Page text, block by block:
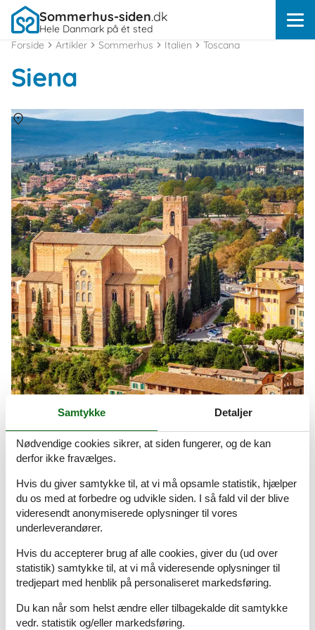
Sommerhus-siden.dk
Hele Danmark på ét sted
Forside
Artikler Sommerhus Italien Toscana
Siena
Sommerhuse i Siena
Siena er en perle af en middelalderby i det sydlige Toscana. Det
historiske centrum er med på UNESCOs verdensarvsliste. Siena
er i dag et af de bedst bevarede monumenter fra den rige
éf af Italiens ældste.
OmSiena
Artikeltyper
Alle
Sommerhus
Geografier
Alle
Italien
Samtykke Detaljer
Nødvendige cookies sikrer, at siden fungerer, og de kan
derfor ikke fravælges.
Hvis du giver samtykke til, at vi må opsamle statistik, hjælper
du os med at forbedre og udvikle siden. I så fald vil der blive
videresendt anonymiserede oplysninger til vores
underleverandører.
Hvis du accepterer brug af alle cookies, giver du (ud over
statistik) samtykke til, at vi må videresende oplysninger til
tredjepart med henblik på personaliseret markedsføring.
Du kan når som helst ændre eller tilbagekalde dit samtykke
vedr. statistik og/eller markedsføring.